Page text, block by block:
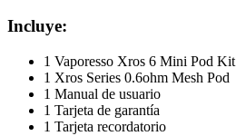
Incluye:
1 Vaporesso Xros 6 Mini Pod Kit
1 Xros Series 0.6ohm Mesh Pod
1 Manual de usuario
1 Tarjeta de garantía
1 Tarjeta recordatorio